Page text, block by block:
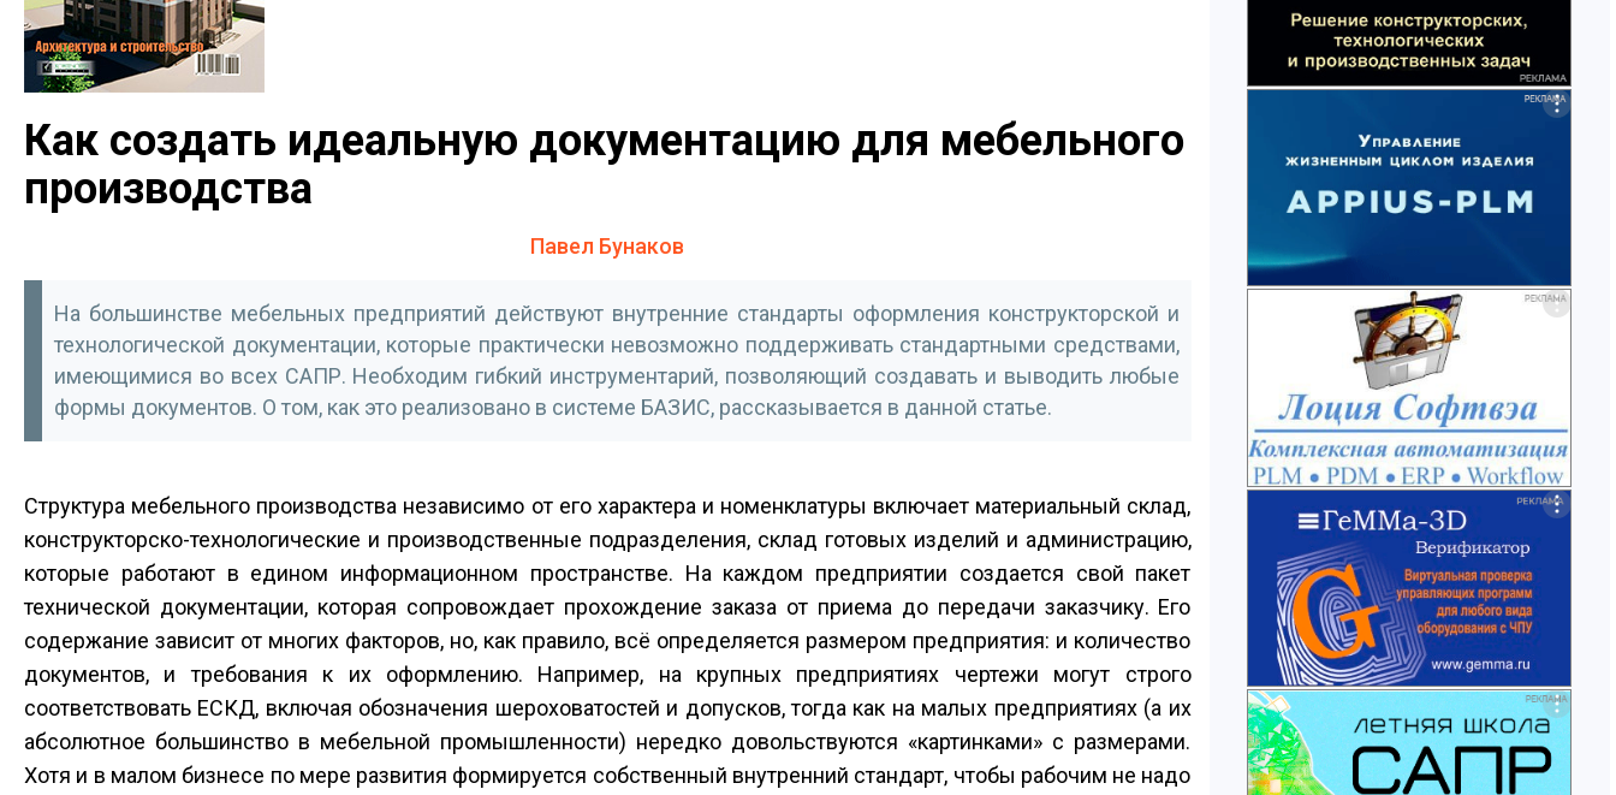
Как создать идеальную документацию для мебельного
производства
Павел Бунаков
На большинстве мебельных предприятий действуют внутренние стандарты оформления конструкторской и
технологической документации, которые практически невозможно поддерживать стандартными средствами,
имеющимися во всех САПР. Необходим гибкий инструментарий, позволяющий создавать и выводить любые
формы документов. О том, как это реализовано в системе БАЗИС, рассказывается в данной статье.
Структура мебельного производства независимо от его характера и номенклатуры включает материальный склад,
конструкторско-технологические и производственные подразделения, склад готовых изделий и администрацию,
которые работают в едином информационном пространстве. На каждом предприятии создается свой пакет
технической документации, которая сопровождает прохождение заказа от приема до передачи заказчику. Его
содержание зависит от многих факторов, но, как правило, всё определяется размером предприятия: и количество
документов, и требования к их оформлению. Например, на крупных предприятиях чертежи могут строго
соответствовать ЕСКД, включая обозначения шероховатостей и допусков, тогда как на малых предприятиях (а их
абсолютное большинство в мебельной промышленности) нередко довольствуются «картинками» с размерами.
Хотя и в малом бизнесе по мере развития формируется собственный внутренний стандарт, чтобы рабочим не надо